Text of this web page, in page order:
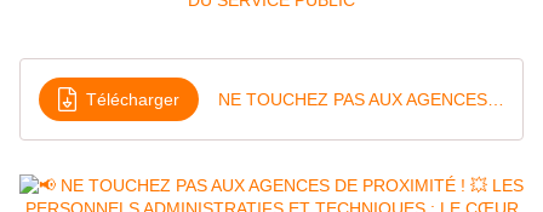
Télécharger